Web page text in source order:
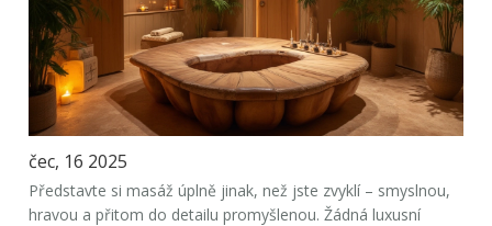
čec, 16 2025
Představte si masáž úplně jinak, než jste zvyklí – smyslnou,
hravou a přitom do detailu promyšlenou. Žádná luxusní